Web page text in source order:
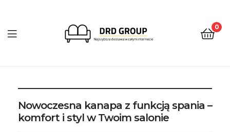
Group
0
Nowoczesna kanapa z funkcją spania –
komfort i styl w Twoim salonie